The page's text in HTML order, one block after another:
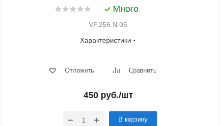
Много
VF.256.N.05
Характеристики
Отложить Сравнить
450 руб./шт
В корзину